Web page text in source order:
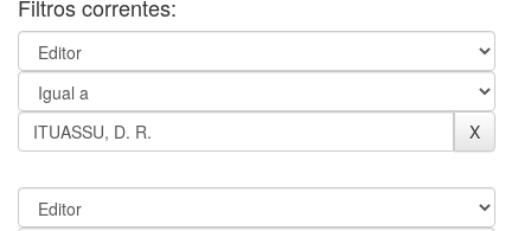
Filtros correntes: